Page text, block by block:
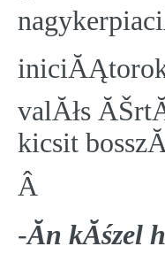
iniciĂĄtorok
valĂłs
kicsit
Â
-Ăn kĂśzel